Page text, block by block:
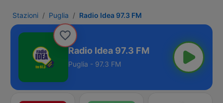
Stazioni Puglia Radio Idea 97.3 FM
Radio Idea 97.3 FM
Puglia - 97.3 FM